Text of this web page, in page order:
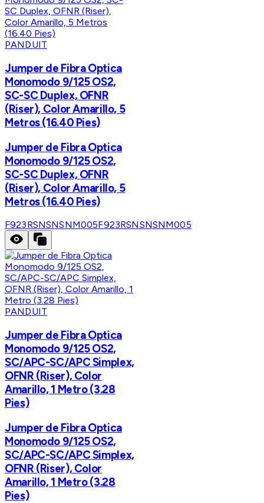
PANDUIT
Jumper de Fibra Optica
Monomodo 9/125 OS2,
SC-SC Duplex, OFNR
(Riser), Color Amarillo, 5
Metros (16.40 Pies)
Jumper de Fibra Optica
Monomodo 9/125 OS2,
SC-SC Duplex, OFNR
(Riser), Color Amarillo, 5
Metros (16.40 Pies)
F923RSNSNSNM005F923RSNSNSNM005
PANDUIT
Jumper de Fibra Optica
Monomodo 9/125 OS2,
SC/APC-SC/APC Simplex,
OFNR (Riser), Color
Amarillo, 1 Metro (3.28
Pies)
Jumper de Fibra Optica
Monomodo 9/125 OS2,
SC/APC-SC/APC Simplex,
OFNR (Riser), Color
Amarillo, 1 Metro (3.28
Pies)